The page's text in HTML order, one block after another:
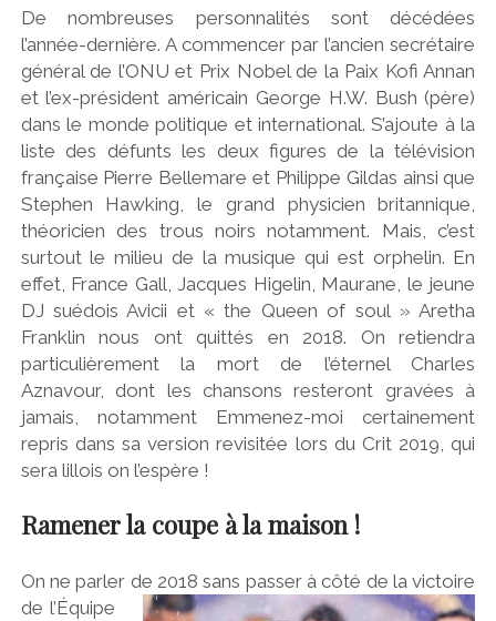
De nombreuses personnalités sont décédées
l’année-dernière. A commencer par l’ancien secrétaire
général de l’ONU et Prix Nobel de la Paix Kofi Annan
et l’ex-président américain George H.W. Bush (père)
dans le monde politique et international. S’ajoute à la
liste des défunts les deux figures de la télévision
française Pierre Bellemare et Philippe Gildas ainsi que
Stephen Hawking, le grand physicien britannique,
théoricien des trous noirs notamment. Mais, c’est
surtout le milieu de la musique qui est orphelin. En
effet, France Gall, Jacques Higelin, Maurane, le jeune
DJ suédois Avicii et « the Queen of soul » Aretha
Franklin nous ont quittés en 2018. On retiendra
particulièrement la mort de l’éternel Charles
Aznavour, dont les chansons resteront gravées à
jamais, notamment Emmenez-moi certainement
repris dans sa version revisitée lors du Crit 2019, qui
sera lillois on l’espère !
Ramener la coupe à la maison !
On ne parler de 2018 sans passer à côté dela victoire
de l’Équipe